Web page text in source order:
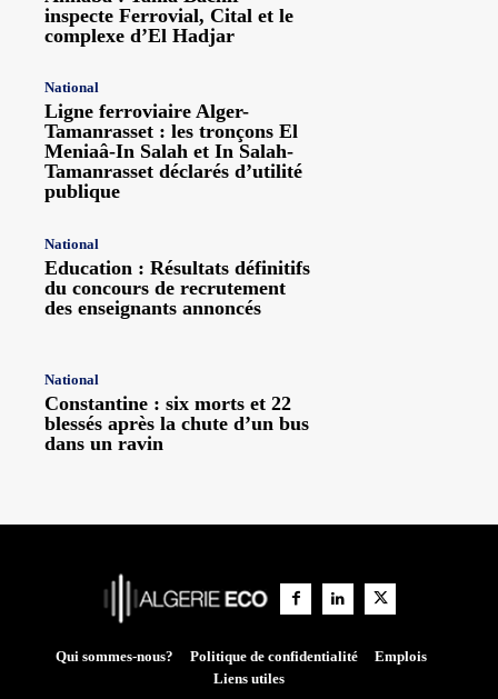
inspecte Ferrovial, Cital et le
complexe d’El Hadjar
National
Ligne ferroviaire Alger-
Tamanrasset : les tronçons El
Meniaâ-In Salah et In Salah-
Tamanrasset déclarés d’utilité
publique
National
Education : Résultats définitifs
du concours de recrutement
des enseignants annoncés
National
Constantine : six morts et 22
blessés après la chute d’un bus
dans un ravin
Qui sommes-nous? Politique de confidentialité
Emplois
Liens utiles